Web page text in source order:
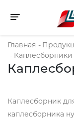
Toggle
Главная -
- Каплесборники
Каплесборник
каплесборника